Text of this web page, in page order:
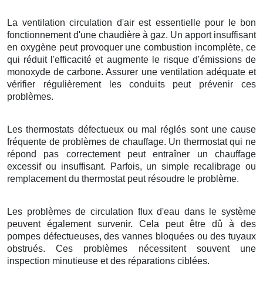
La ventilation circulation d'air est essentielle pour le bon
fonctionnement d'une chaudière à gaz. Un apport insuffisant
en oxygène peut provoquer une combustion incomplète, ce
qui réduit l'efficacité et augmente le risque d'émissions de
monoxyde de carbone. Assurer une ventilation adéquate et
vérifier régulièrement les conduits peut prévenir ces
problèmes.
Les thermostats défectueux ou mal réglés sont une cause
fréquente de problèmes de chauffage. Un thermostat qui ne
répond pas correctement peut entraîner un chauffage
excessif ou insuffisant. Parfois, un simple recalibrage ou
remplacement du thermostat peut résoudre le problème.
Les problèmes de circulation flux d'eau dans le système
peuvent également survenir. Cela peut être dû à des
pompes défectueuses, des vannes bloquées ou des tuyaux
obstrués. Ces problèmes nécessitent souvent une
inspection minutieuse et des réparations ciblées.